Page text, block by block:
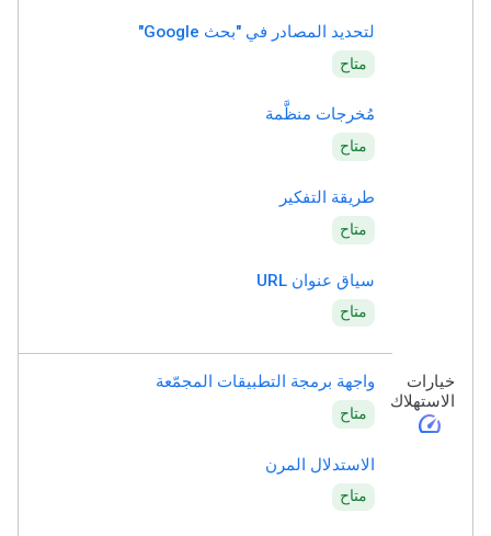
لتحديد المصادر في "بحث Google"
متاح
مُخرجات منظَّمة
متاح
طريقة التفكير
متاح
سياق عنوان URL
متاح
خيارات
الاستهلاك
speed
واجهة برمجة التطبيقات المجمّعة
متاح
الاستدلال المرن
متاح